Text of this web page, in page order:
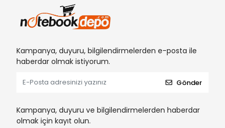
Kampanya, duyuru, bilgilendirmelerden e-posta ile
haberdar olmak istiyorum.
Gönder
Kampanya, duyuru ve bilgilendirmelerden haberdar
olmak için kayıt olun.